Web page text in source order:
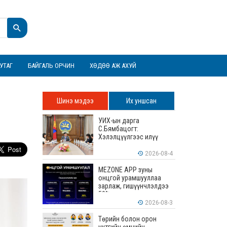
БАЙГАЛЬ ОРЧИН ХӨДӨӨ АЖ АХУЙ
Шинэ мэдээ Их уншсан
УИХ-ын дарга
С.Бямбацогт:
Хэлэлцүүлгээс илүү
илүү бодит үр дүн чухал
2026-08-4
MEZONE APP зуны
онцгой урамшууллаа
зарлаж, гишүүнчлэлдээ
50% хүртэлх хөнгөлөлт
үзүүлж эхэллээ 2026-08-3
Төрийн болон орон